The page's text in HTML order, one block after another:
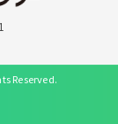
Reserved.